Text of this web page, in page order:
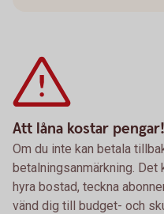
Att låna kostar pengar!
Om du inte kan betala
betalningsanmärkning.
hyra bostad, teckna
vänd dig till budget- och